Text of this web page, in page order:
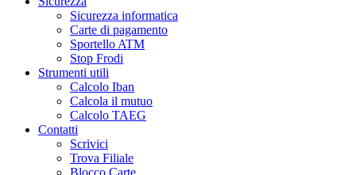
Sicurezza informatica
Carte di pagamento
Sportello ATM
Stop Frodi
Strumenti utili
Calcolo Iban
Calcola il mutuo
Calcolo TAEG
Contatti
Scrivici
Trova Filiale
Blocco Carte